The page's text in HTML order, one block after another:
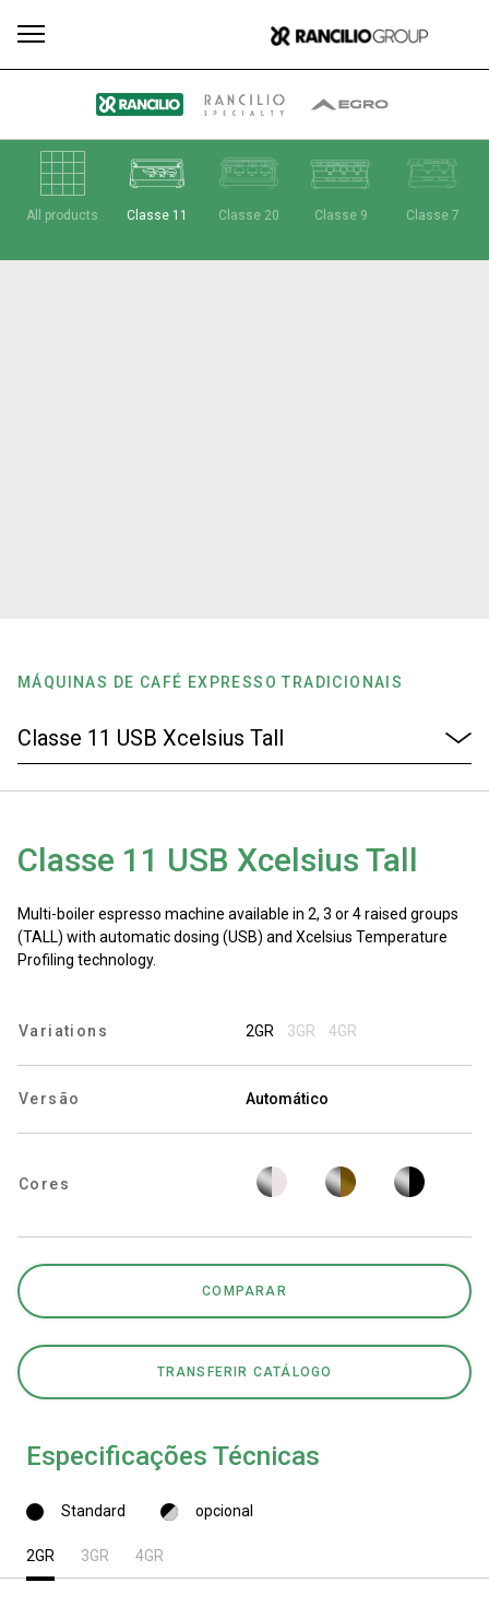
All products Classe 11 Classe 20 Classe 9 Classe 7
MÁQUINAS DE CAFÉ EXPRESSO TRADICIONAIS
Classe 11 USB Xcelsius Tall
Multi-boiler espresso machine available in 2, 3 or 4 raised groups
(TALL) with automatic dosing (USB) and Xcelsius Temperature
Profiling technology.
Variations 2GR 3GR 4GR
Versão Automático
Cores
COMPARAR
TRANSFERIR CATÁLOGO
Especificações Técnicas
Standard opcional
2GR 3GR 4GR
Todos Produtos Notícias Descarregar Mais
Nossos laboratórios
Sustentabilidade
Contacte-nos
Política de Privacidade